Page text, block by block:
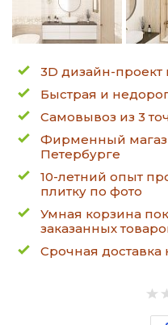
3D дизайн-проект
Быстрая и
Самовывоз из 3
Фирменный
Петербурге
10-летний опыт
плитку по фото
Умная корзина
заказанных
Срочная